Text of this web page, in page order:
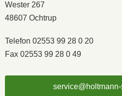
Wester 267
48607 Ochtrup
Telefon 02553 99 28 0 20
Fax 02553 99 28 0 49